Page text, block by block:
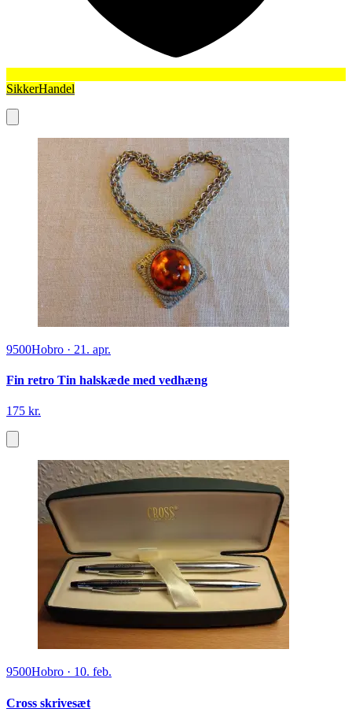
SikkerHandel
9500Hobro · 21. apr.
Fin retro Tin halskæde med vedhæng
175 kr.
9500Hobro · 10. feb.
Cross skrivesæt